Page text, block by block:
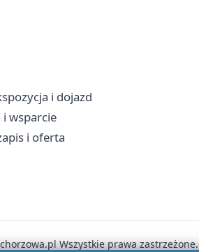
i dojazd
i wsparcie
i oferta
Wszystkie prawa zastrzeżone.